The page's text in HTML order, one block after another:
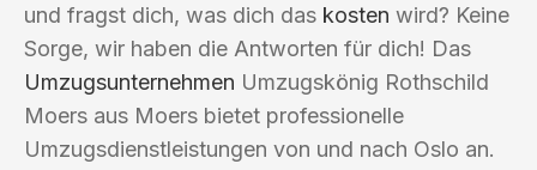
und fragst dich, was dich das kosten wird? Keine
Sorge, wir haben die Antworten für dich! Das
Umzugsunternehmen Umzugskönig Rothschild
Moers aus Moers bietet professionelle
Umzugsdienstleistungen von und nach Oslo an.